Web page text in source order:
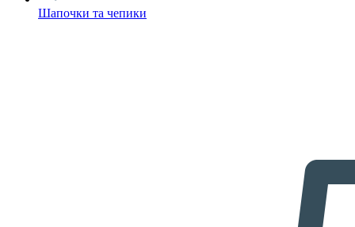
Шапочки та чепики